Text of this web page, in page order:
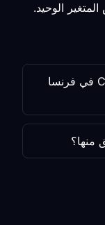
الوحيد.
هل سيحسن مسار متوافق مع Clash في فرنسا
منها؟